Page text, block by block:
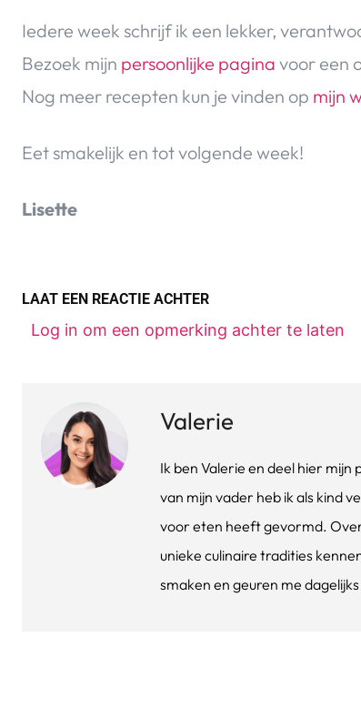
Iedere week schrijf ik een lekker,
Bezoek mijn persoonlijke pagina voor een
Nog meer recepten kun je vinden op mijn
Eet smakelijk en tot volgende week!
Lisette
LAAT EEN REACTIE ACHTER
Log in om een opmerking achter te laten
Valerie
Ik ben Valerie en deel hier
van mijn vader heb ik als kind
voor eten heeft gevormd.
unieke culinaire tradities
smaken en geuren me